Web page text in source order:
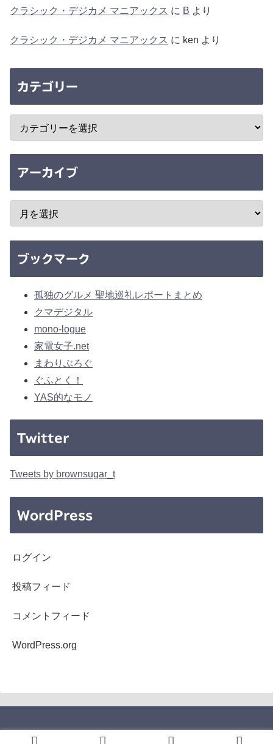
クラシック・デジカメ マニアックス に B より
クラシック・デジカメ マニアックス に ken より
カテゴリー
アーカイブ
ブックマーク
孤独のグルメ 聖地巡礼レポートまとめ
クマデジタル
mono-logue
家電女子.net
まわりぶろぐ
ぐふとく！
YAS的なモノ
Twitter
Tweets by brownsugar_t
WordPress
ログイン
投稿フィード
コメントフィード
WordPress.org